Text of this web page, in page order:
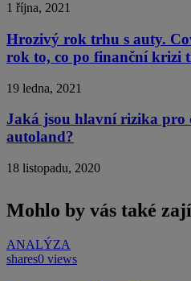
1 října, 2021
Hrozivý rok trhu s auty.
rok to, co po finanční krizi
19 ledna, 2021
Jaká jsou hlavní rizika pro
autoland?
18 listopadu, 2020
Mohlo by vás také
ANALÝZA
shares0 views